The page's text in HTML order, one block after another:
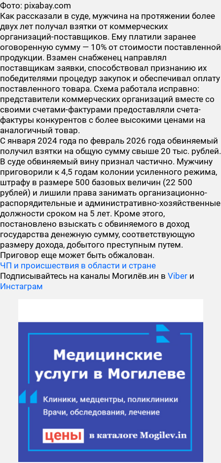
Фото: pixabay.com
Как рассказали в суде, мужчина на протяжении более
двух лет получал взятки от коммерческих
организаций-поставщиков. Ему платили заранее
оговоренную сумму — 10% от стоимости поставленной
продукции. Взамен снабженец направлял
поставщикам заявки, способствовал признанию их
победителями процедур закупок и обеспечивал оплату
поставленного товара. Схема работала исправно:
представители коммерческих организаций вместе со
своими счетами-фактурами предоставляли счета-
фактуры конкурентов с более высокими ценами на
аналогичный товар.
С января 2024 года по февраль 2026 года обвиняемый
получил взятки на общую сумму свыше 20 тыс. рублей.
В суде обвиняемый вину признал частично. Мужчину
приговорили к 4,5 годам колонии усиленного режима,
штрафу в размере 500 базовых величин (22 500
рублей) и лишили права занимать организационно-
распорядительные и административно-хозяйственные
должности сроком на 5 лет. Кроме этого,
постановлено взыскать с обвиняемого в доход
государства денежную сумму, соответствующую
размеру дохода, добытого преступным путем.
Приговор еще может быть обжалован.
ЧП и происшествия в области и стране
Подписывайтесь на каналы Могилёв.ин в Viber и
Инстаграм